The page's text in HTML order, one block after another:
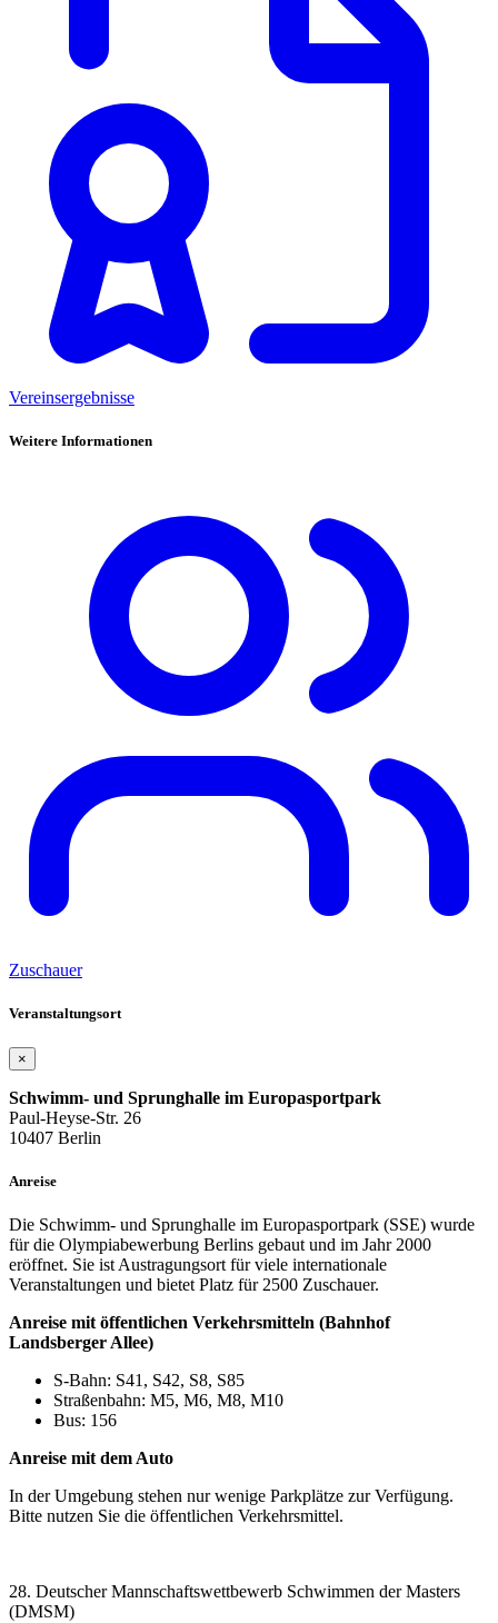
Vereinsergebnisse
Weitere Informationen
Zuschauer
Veranstaltungsort
×
Schwimm- und Sprunghalle im Europasportpark
Paul-Heyse-Str. 26
10407 Berlin
Anreise
Die Schwimm- und Sprunghalle im Europasportpark (SSE) wurde
für die Olympiabewerbung Berlins gebaut und im Jahr 2000
eröffnet. Sie ist Austragungsort für viele internationale
Veranstaltungen und bietet Platz für 2500 Zuschauer.
Anreise mit öffentlichen Verkehrsmitteln (Bahnhof
Landsberger Allee)
S-Bahn: S41, S42, S8, S85
Straßenbahn: M5, M6, M8, M10
Bus: 156
Anreise mit dem Auto
In der Umgebung stehen nur wenige Parkplätze zur Verfügung.
Bitte nutzen Sie die öffentlichen Verkehrsmittel.
28. Deutscher Mannschaftswettbewerb Schwimmen der Masters
(DMSM)